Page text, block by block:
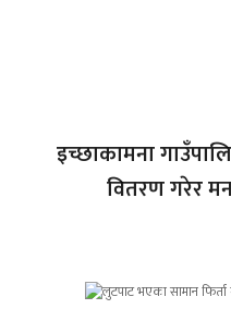
इच्छाकामना
वितरण गरेर